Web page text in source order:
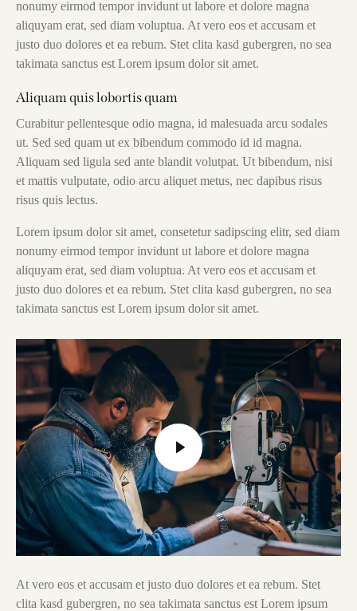
nonumy eirmod tempor invidunt ut labore et dolore magna
aliquyam erat, sed diam voluptua. At vero eos et accusam et
justo duo dolores et ea rebum. Stet clita kasd gubergren, no sea
takimata sanctus est Lorem ipsum dolor sit amet.
Aliquam quis lobortis quam
Curabitur pellentesque odio magna, id malesuada arcu sodales
ut. Sed sed quam ut ex bibendum commodo id id magna.
Aliquam sed ligula sed ante blandit volutpat. Ut bibendum, nisi
et mattis vulputate, odio arcu aliquet metus, nec dapibus risus
risus quis lectus.
Lorem ipsum dolor sit amet, consetetur sadipscing elitr, sed diam
nonumy eirmod tempor invidunt ut labore et dolore magna
aliquyam erat, sed diam voluptua. At vero eos et accusam et
justo duo dolores et ea rebum. Stet clita kasd gubergren, no sea
takimata sanctus est Lorem ipsum dolor sit amet.
At vero eos et accusam et justo duo dolores et ea rebum. Stet
clita kasd gubergren, no sea takimata sanctus est Lorem ipsum